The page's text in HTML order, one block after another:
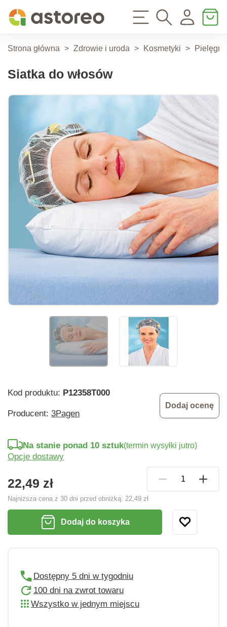
Strona główna > Zdrowie i uroda > Kosmetyki >
Siatka do włosów
Kod produktu: P12358T000
Producent: 3Pagen
Dodaj ocenę
22,49 zł
Najniższa cena z 30 dni przed obniżką: 22,49 zł
Na stanie ponad 10 sztuk(termin wysyłki jutro)
Opcje dostawy
Dodaj do koszyka
Dostępny 5 dni w tygodniu
100 dni na zwrot towaru
Wszystko w jednym miejscu